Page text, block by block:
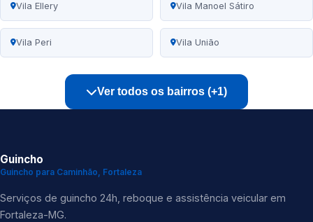
Vila Ellery Vila Manoel Sátiro
Vila Peri Vila União
Ver todos os bairros (+1)
Guincho
Guincho para Caminhão, Fortaleza
Serviços de guincho 24h, reboque e assistência veicular em
Fortaleza-MG.